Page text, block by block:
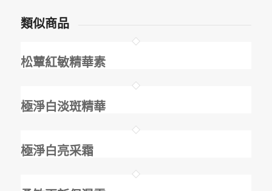
類似商品
松蕈紅敏精華素
極淨白淡斑精華
極淨白亮采霜